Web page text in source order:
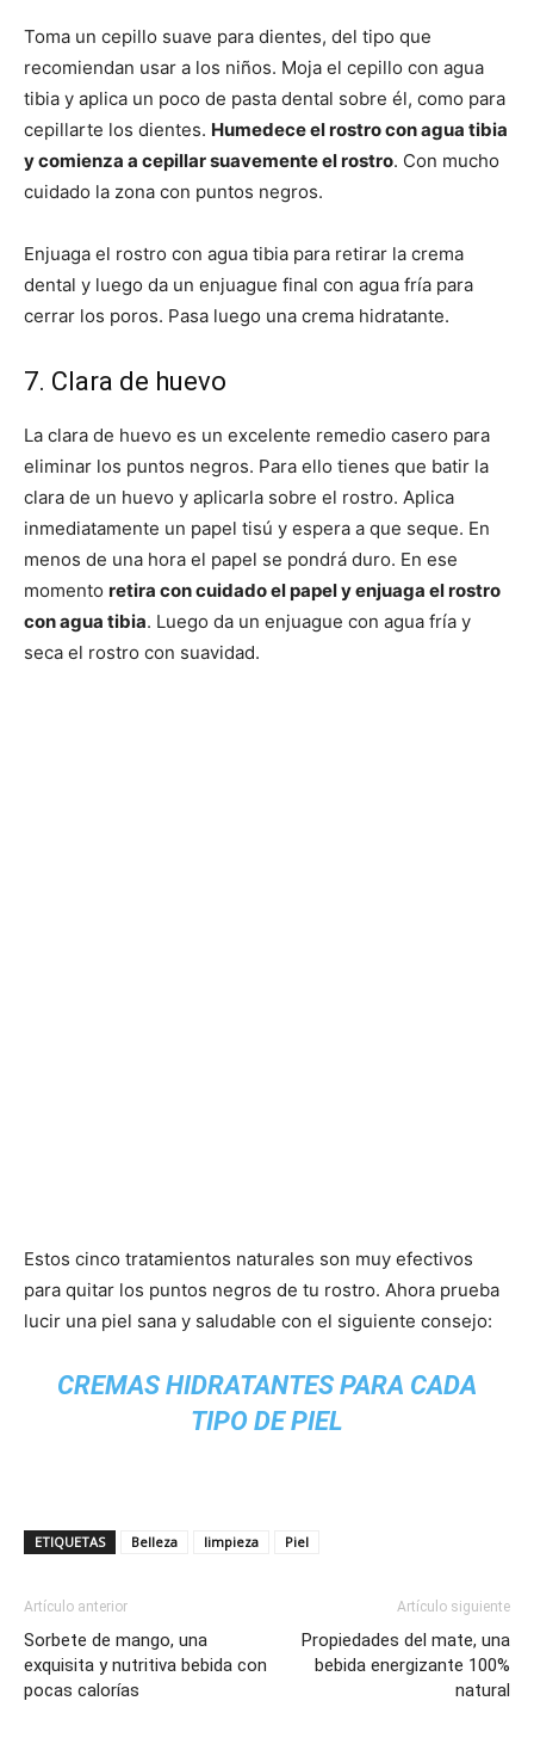
Toma un cepillo suave para dientes, del tipo que
recomiendan usar a los niños. Moja el cepillo con agua
tibia y aplica un poco de pasta dental sobre él, como para
cepillarte los dientes. Humedece el rostro con agua tibia
y comienza a cepillar suavemente el rostro. Con mucho
cuidado la zona con puntos negros.
Enjuaga el rostro con agua tibia para retirar la crema
dental y luego da un enjuague final con agua fría para
cerrar los poros. Pasa luego una crema hidratante.
7. Clara de huevo
La clara de huevo es un excelente remedio casero para
eliminar los puntos negros. Para ello tienes que batir la
clara de un huevo y aplicarla sobre el rostro. Aplica
inmediatamente un papel tisú y espera a que seque. En
menos de una hora el papel se pondrá duro. En ese
momento retira con cuidado el papel y enjuaga el rostro
con agua tibia. Luego da un enjuague con agua fría y
seca el rostro con suavidad.
Estos cinco tratamientos naturales son muy efectivos
para quitar los puntos negros de tu rostro. Ahora prueba
lucir una piel sana y saludable con el siguiente consejo:
CREMAS HIDRATANTES PARA CADA
TIPO DE PIEL
ETIQUETAS Belleza limpieza Piel
Artículo anterior
Sorbete de mango, una
exquisita y nutritiva bebida con
pocas calorías
Artículo siguiente
Propiedades del mate, una
bebida energizante 100%
natural